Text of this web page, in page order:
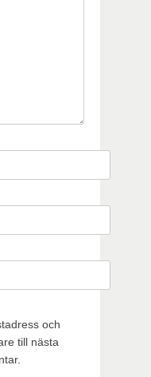
och
till nästa